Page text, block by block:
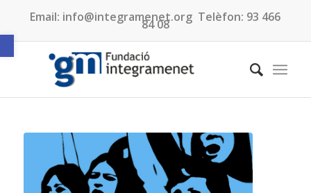
Obre la barra d'eines
Email: info@integramenet.org Telèfon: 93 466
84 08